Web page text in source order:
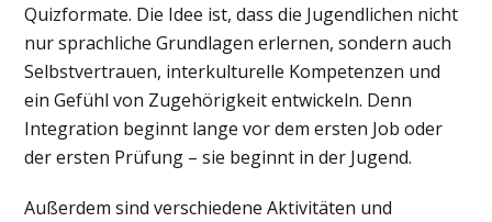
Quizformate. Die Idee ist, dass die Jugendlichen nicht
nur sprachliche Grundlagen erlernen, sondern auch
Selbstvertrauen, interkulturelle Kompetenzen und
ein Gefühl von Zugehörigkeit entwickeln. Denn
Integration beginnt lange vor dem ersten Job oder
der ersten Prüfung – sie beginnt in der Jugend.
Außerdem sind verschiedene Aktivitäten und